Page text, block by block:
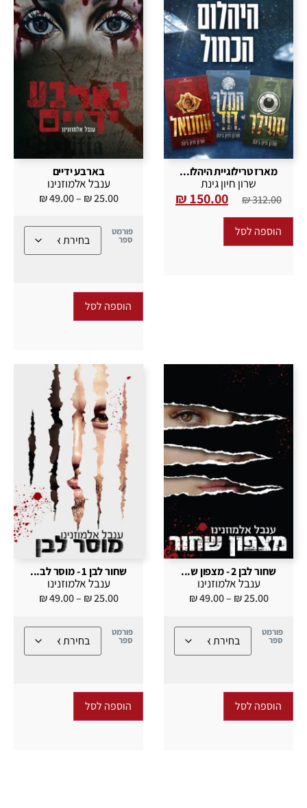
מארז טרילוגיית היהלו...
שרון חיון גינת
₪312.00
₪150.00
הוספה לסל
בארבע ידיים
ענבל אלמוזנינו
₪25.00
–
₪49.00
פורמט
ספר
הוספה לסל
שחור לבן 2 - מצפון ש...
ענבל אלמוזנינו
₪25.00
–
₪49.00
פורמט
ספר
הוספה לסל
שחור לבן 1 - מוסר לב...
ענבל אלמוזנינו
₪25.00
–
₪49.00
פורמט
ספר
הוספה לסל